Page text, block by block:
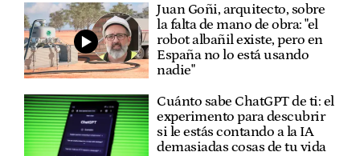
Juan Goñi, arquitecto, sobre
la falta de mano de obra: "el
robot albañil existe, pero en
España no lo está usando
nadie"
Cuánto sabe ChatGPT de ti: el
experimento para descubrir
si le estás contando a la IA
demasiadas cosas de tu vida